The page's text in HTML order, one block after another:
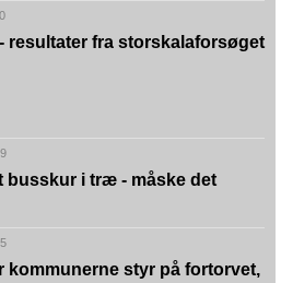
resultater fra storskalaforsøget
busskur i træ - måske det
kommunerne styr på fortorvet,